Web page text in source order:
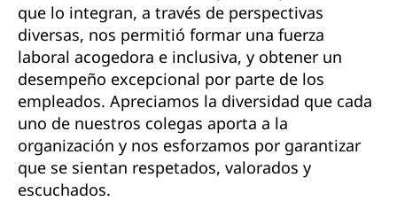
que lo integran, a través de perspectivas
diversas, nos permitió formar una fuerza
laboral acogedora e inclusiva, y obtener un
desempeño excepcional por parte de los
empleados. Apreciamos la diversidad que cada
uno de nuestros colegas aporta a la
organización y nos esforzamos por garantizar
que se sientan respetados, valorados y
escuchados.